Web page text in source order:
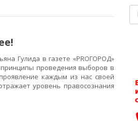
Гулида в газете «PROГОРОД»
принципы проведения выборов в
каждым из нас своей
уровень правосознания